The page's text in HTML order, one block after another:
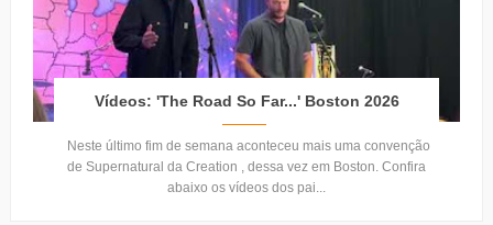
Vídeos: 'The Road So Far...' Boston 2026
Neste último fim de semana aconteceu mais uma convenção
de Supernatural da Creation , dessa vez em Boston. Confira
abaixo os vídeos dos pai...